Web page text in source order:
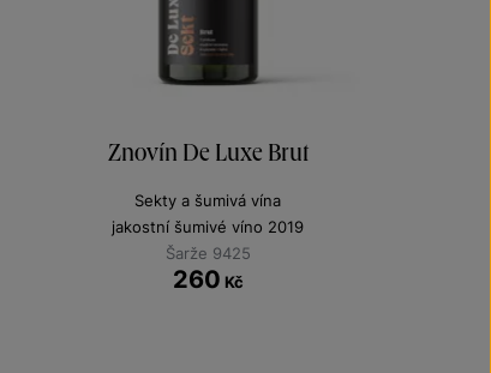
Znovín De Luxe Brut
Sekty a šumivá vína
jakostní šumivé víno 2019
Šarže 9425
260 Kč